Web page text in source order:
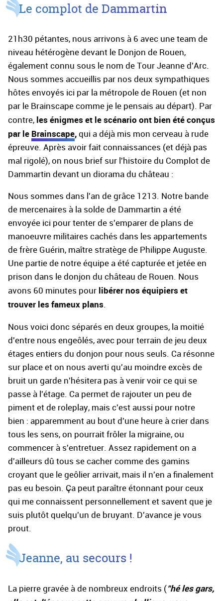
Le complot de Dammartin
21h30 pétantes, nous arrivons à 6 avec une team de
niveau hétérogène devant le Donjon de Rouen,
également connu sous le nom de Tour Jeanne d'Arc.
Nous sommes accueillis par nos deux sympathiques
hôtes envoyés ici par la métropole de Rouen (et non
par le Brainscape comme je le pensais au départ). Par
contre, les énigmes et le scénario ont bien été conçus
par le Brainscape, qui a déjà mis mon cerveau à rude
épreuve. Après avoir fait connaissances (et déjà pas
mal rigolé), on nous brief sur l'histoire du Complot de
Dammartin devant un diorama du château :
Nous sommes dans l'an de grâce 1213. Notre bande
de mercenaires à la solde de Dammartin a été
envoyée ici pour tenter de s'emparer de plans de
manoeuvre militaires cachés dans les appartements
de frère Guérin, maître stratège de Philippe Auguste.
Une partie de notre équipe a été capturée et jetée en
prison dans le donjon du château de Rouen. Nous
avons 60 minutes pour libérer nos équipiers et
trouver les fameux plans.
Nous voici donc séparés en deux groupes, la moitié
d'entre nous engeôlés, avec pour terrain de jeu deux
étages entiers du donjon pour nous seuls. Ca résonne
sur place et on nous averti qu'au moindre excès de
bruit un garde n'hésitera pas à venir voir ce qui se
passe à l'étage. Ca permet de rajouter un peu de
piment et de roleplay, mais c'est aussi pour notre
bien : apparemment au bout d'une heure à crier dans
tous les sens, on pourrait frôler la migraine, ou
commencer à s'entretuer. Assez rapidement on a
d'ailleurs dû tous se cacher comme des gamins
croyant que le geôlier arrivait, mais il n'en a finalement
pas eu besoin. Ça peut paraître étonnant pour ceux
qui me connaissent personnellement et savent que je
suis plutôt quelqu'un de bruyant. D'avance je vous
prout.
Jeanne, au secours !
La pierre gravée à de nombreux endroits ("hé les gars,